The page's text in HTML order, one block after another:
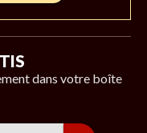
dans votre boîte